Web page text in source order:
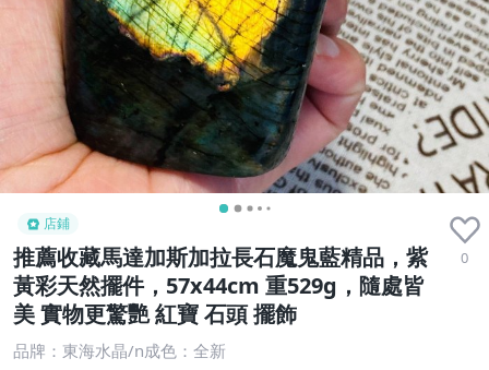
店鋪
推薦收藏馬達加斯加拉長石魔鬼藍精品，紫
黃彩天然擺件，57x44cm 重529g，隨處皆
美 實物更驚艷 紅寶 石頭 擺飾
0
品牌：東海水晶/n成色：全新